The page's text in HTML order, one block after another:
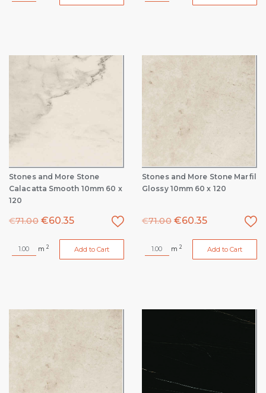
Stones and More Stone
Calacatta Smooth 10mm 60 x
120
€71.00 €60.35
m 2 Add to Cart
Stones and More Stone Marfil
Glossy 10mm 60 x 120
€71.00 €60.35
m 2 Add to Cart